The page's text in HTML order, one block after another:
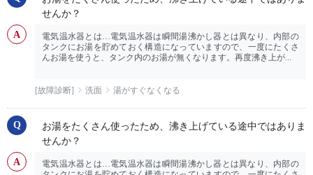
せんか？
電気温水器とは…電気温水器は瞬間湯沸かし器とは異なり、内部の
タンクにお湯を貯めておく構造になっていますので、一度にたくさ
んお湯を使うと、タンク内のお湯が無くなります。再度沸き上が...
[故障診断] 洗面 湯がすぐなくなる
お湯をたくさん使ったため、沸き上げている途中ではありま
せんか？
電気温水器とは…電気温水器は瞬間湯沸かし器とは異なり、内部の